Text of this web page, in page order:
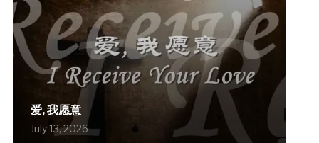
爱, 我愿意
July 13, 2026